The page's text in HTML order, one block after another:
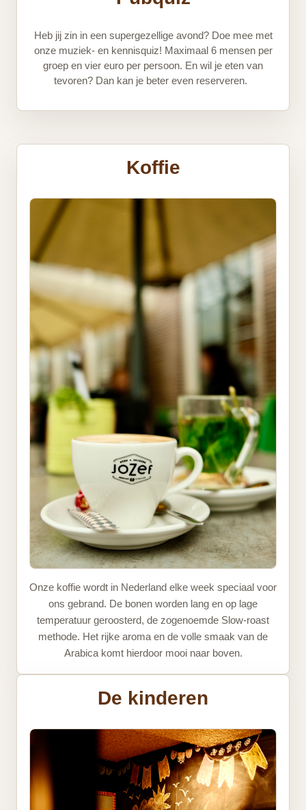
Heb jij zin in een supergezellige avond? Doe mee met
onze muziek- en kennisquiz! Maximaal 6 mensen per
groep en vier euro per persoon. En wil je eten van
tevoren? Dan kan je beter even reserveren.
Koffie
Onze koffie wordt in Nederland elke week speciaal voor
ons gebrand. De bonen worden lang en op lage
temperatuur geroosterd, de zogenoemde Slow-roast
methode. Het rijke aroma en de volle smaak van de
Arabica komt hierdoor mooi naar boven.
De kinderen